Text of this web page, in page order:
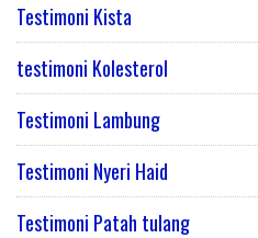
Testimoni Kista
testimoni Kolesterol
Testimoni Lambung
Testimoni Nyeri Haid
Testimoni Patah tulang